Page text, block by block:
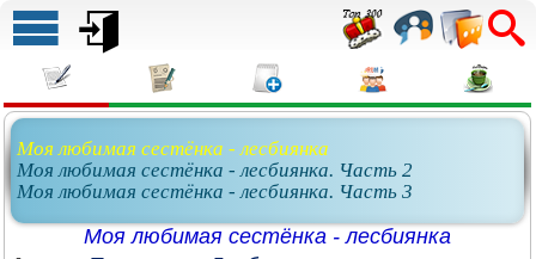
Моя любимая сестёнка - лесбиянка
Моя любимая сестёнка - лесбиянка. Часть 2
Моя любимая сестёнка - лесбиянка. Часть 3
Моя любимая сестёнка - лесбиянка